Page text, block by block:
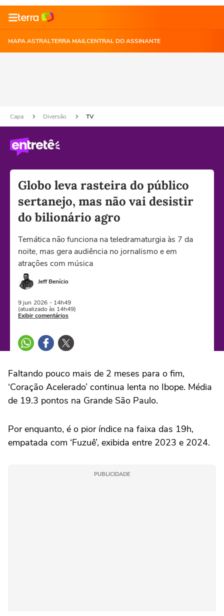
MAPA ASTRALTERRA MAILCENTRAL DO ASSINANTE
Capa Diversão TV
Globo leva rasteira do público
sertanejo, mas não vai desistir
do bilionário agro
Temática não funciona na teledramaturgia às 7 da
noite, mas gera audiência no jornalismo e em
atrações com música
Jeff Benício
9 jun 2026 - 14h49
(atualizado às 14h49)
Exibir comentários
Faltando pouco mais de 2 meses para o fim,
‘Coração Acelerado’ continua lenta no Ibope. Média
de 19.3 pontos na Grande São Paulo.
Por enquanto, é o pior índice na faixa das 19h,
empatada com ‘Fuzuê’, exibida entre 2023 e 2024.
PUBLICIDADE